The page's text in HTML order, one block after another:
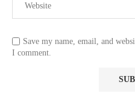
Save my name, email, and
I comment.